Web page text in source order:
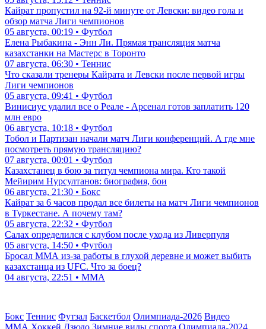
Кайрат пропустил на 92-й минуте от Левски: видео гола и
обзор матча Лиги чемпионов
05 августа, 00:19 • Футбол
Елена Рыбакина - Энн Ли. Прямая трансляция матча
казахстанки на Мастерс в Торонто
07 августа, 06:30 • Теннис
Что сказали тренеры Кайрата и Левски после первой игры
Лиги чемпионов
05 августа, 09:41 • Футбол
Винисиус удалил все о Реале - Арсенал готов заплатить 120
млн евро
06 августа, 10:18 • Футбол
Тобол и Партизан начали матч Лиги конференций. А где мне
посмотреть прямую трансляцию?
07 августа, 00:01 • Футбол
Казахстанец в бою за титул чемпиона мира. Кто такой
Мейирим Нурсултанов: биография, бои
06 августа, 21:30 • Бокс
Кайрат за 6 часов продал все билеты на матч Лиги чемпионов
в Туркестане. А почему там?
05 августа, 22:32 • Футбол
Салах определился с клубом после ухода из Ливерпуля
05 августа, 14:50 • Футбол
Бросал ММА из-за работы в глухой деревне и может выбить
казахстанца из UFC. Что за боец?
04 августа, 22:51 • ММА
Бокс Теннис Футзал Баскетбол Олимпиада-2026 Видео